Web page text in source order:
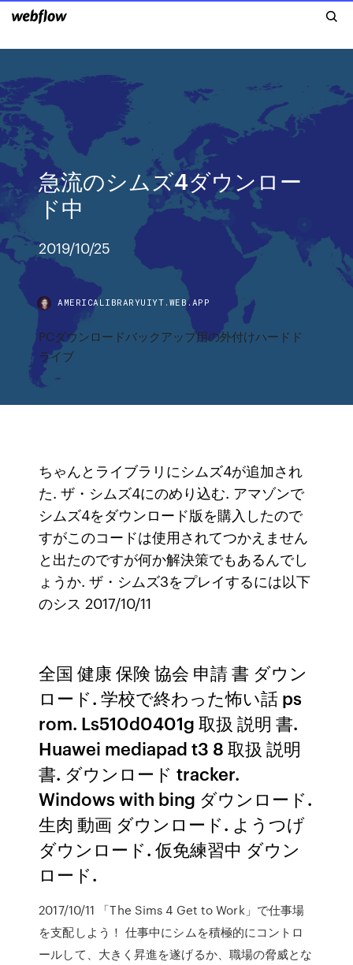
急流のシムズ4ダウンロー
ド中
2019/10/25
AMERICALIBRARYUIYT.WEB.APP
PCダウンロードバックアップ用の外付けハードド
ライブ
ちゃんとライブラリにシムズ4が追加され
た. ザ・シムズ4にのめり込む. アマゾンで
シムズ4をダウンロード版を購入したので
すがこのコードは使用されてつかえません
と出たのですが何か解決策でもあるんでし
ょうか. ザ・シムズ3をプレイするには以下
のシス 2017/10/11
全国 健康 保険 協会 申請 書 ダウン
ロード. 学校で終わった怖い話 ps
rom. Ls510d0401g 取扱 説明 書.
Huawei mediapad t3 8 取扱 説明
書. ダウンロード tracker.
Windows with bing ダウンロード.
生肉 動画 ダウンロード. ようつげ
ダウンロード. 仮免練習中 ダウン
ロード.
2017/10/11 「The Sims 4 Get to Work」で仕事場
を支配しよう！ 仕事中にシムを積極的にコントロ
ールして、大きく昇進を遂げるか、職場の脅威とな